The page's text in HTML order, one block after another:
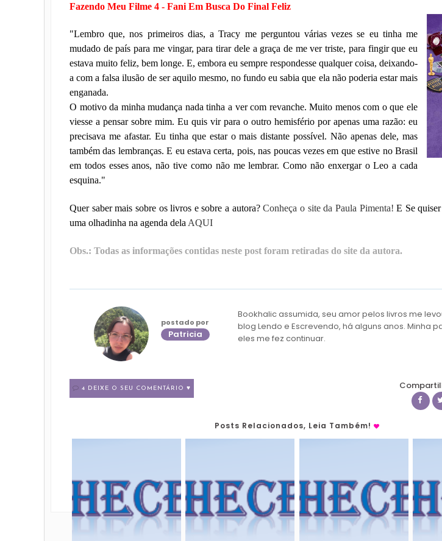
Fazendo Meu Filme 4 - Fani Em Busca Do Final Feliz
"Lembro que, nos primeiros dias, a Tracy me perguntou várias vezes se eu tinha me
mudado de país para me vingar, para tirar dele a graça de me ver triste, para fingir que eu
estava muito feliz, bem longe. E, embora eu sempre respondesse qualquer coisa, deixando-
a com a falsa ilusão de ser aquilo mesmo, no fundo eu sabia que ela não poderia estar mais
enganada.
O motivo da minha mudança nada tinha a ver com revanche. Muito menos com o que ele
viesse a pensar sobre mim. Eu quis vir para o outro hemisfério por apenas uma razão: eu
precisava me afastar. Eu tinha que estar o mais distante possível. Não apenas dele, mas
também das lembranças. E eu estava certa, pois, nas poucas vezes em que estive no Brasil
em todos esses anos, não tive como não me lembrar. Como não enxergar o Leo a cada
esquina."
Quer saber mais sobre os livros e sobre a autora?Conheça o site da Paula Pimenta! E Se
uma olhadinha na agenda dela AQUI
Obs.: Todas as informações contidas neste post foram retiradas do site da autora.
postado por
Patricia
Bookhalic assumida, seu amor pelos livros me
blog Lendo e Escrevendo, há alguns anos. Minha
eles me fez continuar.
4 DEIXE O SEU COMENTÁRIO ♥
Posts Relacionados, Leia Também!